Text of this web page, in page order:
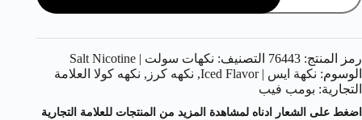
رمز المنتج: 76443 التصنيف: نكهات سولت | Salt Nicotine
الوسوم: نكهة ايس | Iced Flavor , نكهه كرز , نكهه كولا العلامة
التجارية: بومب فيب
اضغط على الشعار ادناه لمشاهدة المزيد من المنتجات للعلامة التجارية